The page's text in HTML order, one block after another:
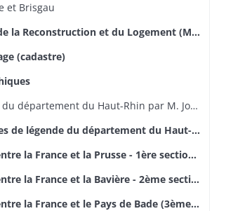
et Brisgau
la Reconstruction et du Logement (MRL)
(cadastre)
Carte géologique du département du Haut-Rhin par M. Jos. Koechlin-Schlumberger
du département du Haut-Rhin par M. Jos. Koechlin-Schlumberger
- 1ère section des délimitations des frontières entre la France et l'Allemagne
la Bavière - 2ème section des délimitations entre la France et l'Allemagne
de Bade (3ème section des délimitations de frontières entre la France et l'Allemagne